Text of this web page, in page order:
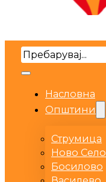
Search
Насловна
Општини
Струмица
Ново Село
Босилово